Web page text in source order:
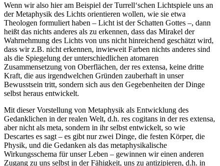
Wenn wir also hier am Beispiel der Turrell‘schen Lichtspiele uns an
der Metaphysik des Lichts orientieren wollen, wie sie etwa
Theologen formuliert haben – Licht ist der Schatten Gottes –, dann
heißt das nichts anderes als zu erkennen, dass das Mirakel der
Wahrnehmung des Lichts von uns nicht hinreichend geschätzt wird,
dass wir z.B. nicht erkennen, inwieweit Farben nichts anderes sind
als die Spiegelung der unterschiedlichen atomaren
Zusammensetzung von Oberflächen, der res extensa, keine dritte
Kraft, die aus irgendwelchen Gründen zauberhaft in unser
Bewusstsein tritt, sondern sich aus den Gegebenheiten der Dinge
selbst heraus entwickelt.
Mit dieser Vorstellung von Metaphysik als Entwicklung des
Gedanklichen in der realen Welt, d.h. res cogitans in der res extensa,
aber nicht als meta, sondern in ihr selbst entwickelt, so wie
Descartes es sagt – es gibt nur zwei Dinge, die festen Körper, die
Physik, und die Gedanken als das metaphysikalische
Wirkungsschema für unser Leben – gewinnen wir einen anderen
Zugang zu uns selbst in der Fähigkeit, uns zu antizipieren, d.h. in